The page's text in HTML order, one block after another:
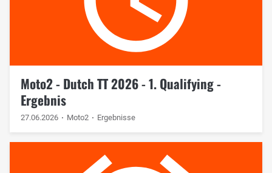
Moto2 - Dutch TT 2026 - 1. Qualifying -
Ergebnis
27.06.2026 Moto2 Ergebnisse